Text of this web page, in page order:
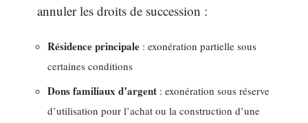
annuler les droits de succession :
Résidence principale : exonération partielle sous
certaines conditions
Dons familiaux d’argent : exonération sous réserve
d’utilisation pour l’achat ou la construction d’une